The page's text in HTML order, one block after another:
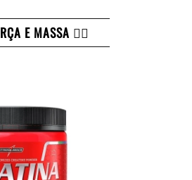
E MASSA 👇🏻